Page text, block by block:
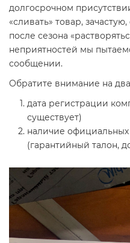
долгосрочном
«сливать» товар,
после сезона
неприятностей мы
сообщении.
Обратите внимание на
дата регистрации
существует)
наличие
(гарантийный талон,